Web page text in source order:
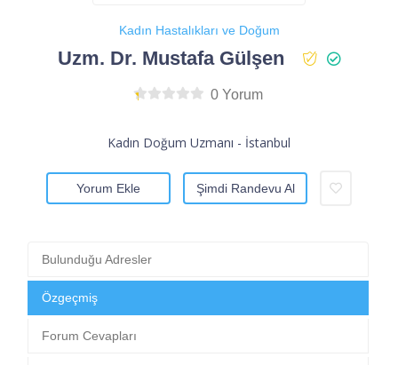
Kadın Hastalıkları ve Doğum
Uzm. Dr. Mustafa Gülşen
0 Yorum
Kadın Doğum Uzmanı - İstanbul
Yorum Ekle Şimdi Randevu Al
Bulunduğu Adresler
Özgeçmiş
Forum Cevapları